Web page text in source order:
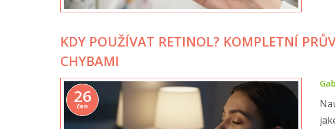
KDY POUŽÍVAT RETINOL? KOMPLETNÍ
CHYBAMI
26
čen